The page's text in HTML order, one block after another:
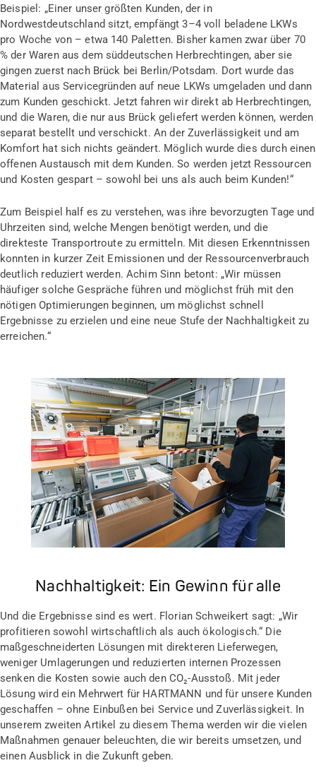
Beispiel: „Einer unser größten Kunden, der in
Nordwestdeutschland sitzt, empfängt 3–4 voll beladene LKWs
pro Woche von – etwa 140 Paletten. Bisher kamen zwar über 70
% der Waren aus dem süddeutschen Herbrechtingen, aber sie
gingen zuerst nach Brück bei Berlin/Potsdam. Dort wurde das
Material aus Servicegründen auf neue LKWs umgeladen und dann
zum Kunden geschickt. Jetzt fahren wir direkt ab Herbrechtingen,
und die Waren, die nur aus Brück geliefert werden können, werden
separat bestellt und verschickt. An der Zuverlässigkeit und am
Komfort hat sich nichts geändert. Möglich wurde dies durch einen
offenen Austausch mit dem Kunden. So werden jetzt Ressourcen
und Kosten gespart – sowohl bei uns als auch beim Kunden!“
Zum Beispiel half es zu verstehen, was ihre bevorzugten Tage und
Uhrzeiten sind, welche Mengen benötigt werden, und die
direkteste Transportroute zu ermitteln. Mit diesen Erkenntnissen
konnten in kurzer Zeit Emissionen und der Ressourcenverbrauch
deutlich reduziert werden. Achim Sinn betont: „Wir müssen
häufiger solche Gespräche führen und möglichst früh mit den
nötigen Optimierungen beginnen, um möglichst schnell
Ergebnisse zu erzielen und eine neue Stufe der Nachhaltigkeit zu
erreichen.“
Nachhaltigkeit: Ein Gewinn für alle
Und die Ergebnisse sind es wert. Florian Schweikert sagt: „Wir
profitieren sowohl wirtschaftlich als auch ökologisch.“ Die
maßgeschneiderten Lösungen mit direkteren Lieferwegen,
weniger Umlagerungen und reduzierten internen Prozessen
senken die Kosten sowie auch den CO₂-Ausstoß. Mit jeder
Lösung wird ein Mehrwert für HARTMANN und für unsere Kunden
geschaffen – ohne Einbußen bei Service und Zuverlässigkeit. In
unserem zweiten Artikel zu diesem Thema werden wir die vielen
Maßnahmen genauer beleuchten, die wir bereits umsetzen, und
einen Ausblick in die Zukunft geben.